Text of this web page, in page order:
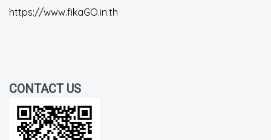
https://www.fikaGO.in.th
CONTACT US